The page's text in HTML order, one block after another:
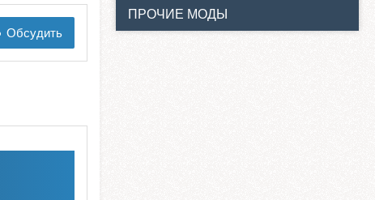
Обсудить
ПРОЧИЕ МОДЫ